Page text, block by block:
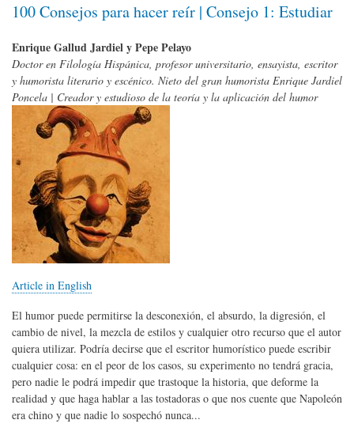
100 Consejos para hacer reír | Consejo 1: Estudiar
Enrique Gallud Jardiel y Pepe Pelayo
Doctor en Filología Hispánica, profesor universitario, ensayista, escritor
y humorista literario y escénico. Nieto del gran humorista Enrique Jardiel
Poncela | Creador y estudioso de la teoría y la aplicación del humor
Article in English
El humor puede permitirse la desconexión, el absurdo, la digresión, el
cambio de nivel, la mezcla de estilos y cualquier otro recurso que el autor
quiera utilizar. Podría decirse que el escritor humorístico puede escribir
cualquier cosa: en el peor de los casos, su experimento no tendrá gracia,
pero nadie le podrá impedir que trastoque la historia, que deforme la
realidad y que haga hablar a las tostadoras o que nos cuente que Napoleón
era chino y que nadie lo sospechó nunca...